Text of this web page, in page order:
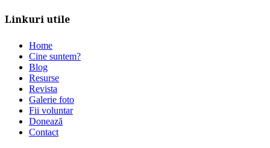
Linkuri utile
Home
Cine suntem?
Blog
Resurse
Revista
Galerie foto
Fii voluntar
Donează
Contact